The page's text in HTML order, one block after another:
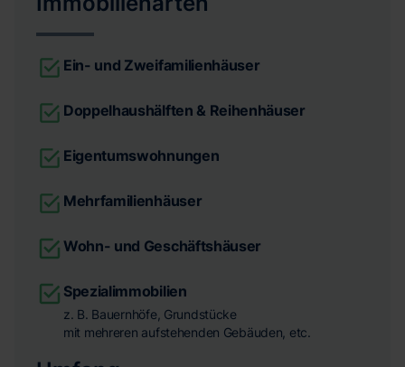
Ein- und Zweifamilienhäuser
Doppelhaushälften & Reihenhäuser
Eigentumswohnungen
Mehrfamilienhäuser
Wohn- und Geschäftshäuser
Spezialimmobilien
z. B. Bauernhöfe, Grundstücke
mit mehreren aufstehenden Gebäuden, etc.